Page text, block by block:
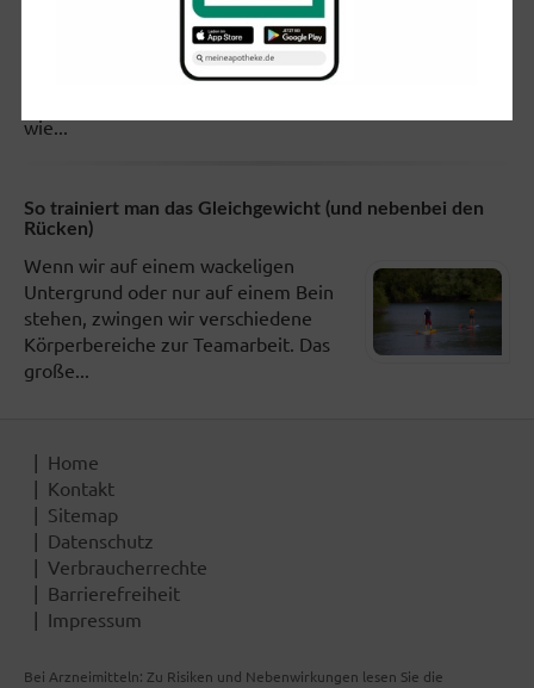
«Mehr Energie», «Besseres
Gedächtnis», «Straffere Haut», «Mehr
Vitalität», «Linderung von
wie...
So trainiert man das Gleichgewicht (und nebenbei den
Rücken)
Wenn wir auf einem wackeligen
Untergrund oder nur auf einem Bein
stehen, zwingen wir verschiedene
Körperbereiche zur Teamarbeit. Das
große...
Home
Kontakt
Sitemap
Datenschutz
Verbraucherrechte
Barrierefreiheit
Impressum
Bei Arzneimitteln: Zu Risiken und Nebenwirkungen lesen Sie die